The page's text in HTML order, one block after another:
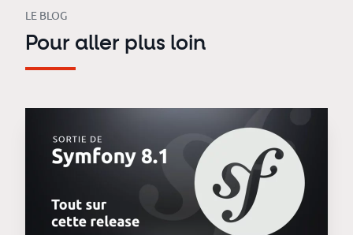
LE BLOG
Pour aller plus loin